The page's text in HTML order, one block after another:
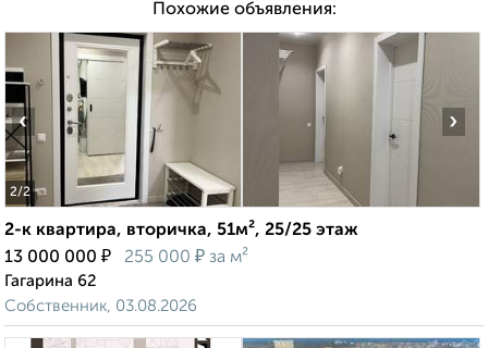
Похожие объявления:
2/2
‹ ›
2-к квартира, вторичка, 51м², 25/25 этаж
13 000 000 ₽ 255 000 ₽ за м²
Гагарина 62
Собственник, 03.08.2026